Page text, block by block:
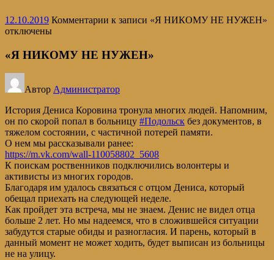
12.10.2019 Комментарии к записи «Я НИКОМУ НЕ НУЖЕН»
отключены
«Я НИКОМУ НЕ НУЖЕН»
Автор Администратор
История Дениса Коровина тронула многих людей. Напомним,
он по скорой попал в больницу #Подольск без документов, в
тяжелом состоянии, с частичной потерей памяти.
О нем мы рассказывали ранее:
https://m.vk.com/wall-110058802_5608
К поискам роственников подключились волонтеры и
активисты из многих городов.
Благодаря им удалось связаться с отцом Дениса, который
обещал приехать на следующей неделе.
Как пройдет эта встреча, мы не знаем. Денис не видел отца
больше 2 лет. Но мы надеемся, что в сложившейся ситуации
забудутся старые обиды и разногласия. И парень, который в
данный момент не может ходить, будет выписан из больницы
не на улицу.